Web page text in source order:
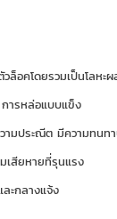
ล็อคโดยรวมเป็นโลห
ารหล่อแบบแข็ง
ามประณีต มีความทนท
เสียหายที่รุนแรง
ละกลางแจ้ง